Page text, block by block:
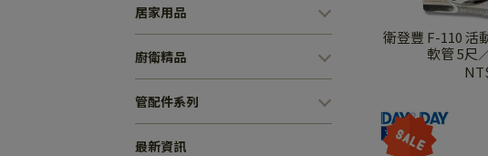
居家用品
廚衛精品
管配件系列
最新資訊
衛登豐 F-110 活動頭 三成 結構 沐浴
軟管 5尺